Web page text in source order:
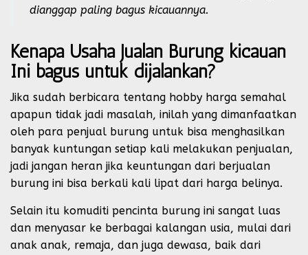
dianggap paling bagus kicauannya.
Kenapa Usaha Jualan Burung kicauan
Ini bagus untuk dijalankan?
Jika sudah berbicara tentang hobby harga semahal
apapun tidak jadi masalah, inilah yang dimanfaatkan
oleh para penjual burung untuk bisa menghasilkan
banyak kuntungan setiap kali melakukan penjualan,
jadi jangan heran jika keuntungan dari berjualan
burung ini bisa berkali kali lipat dari harga belinya.
Selain itu komuditi pencinta burung ini sangat luas
dan menyasar ke berbagai kalangan usia, mulai dari
anak anak, remaja, dan juga dewasa, baik dari